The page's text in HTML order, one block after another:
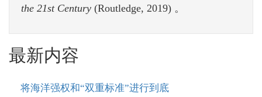
the 21st Century (Routledge, 2019) 。
最新内容
将海洋强权和“双重标准”进行到底